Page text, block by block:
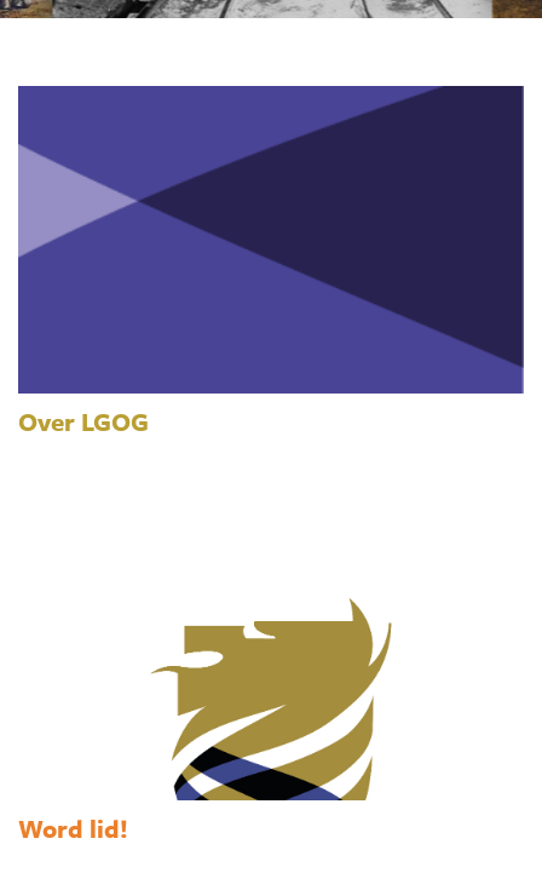
Over LGOG
Word lid!